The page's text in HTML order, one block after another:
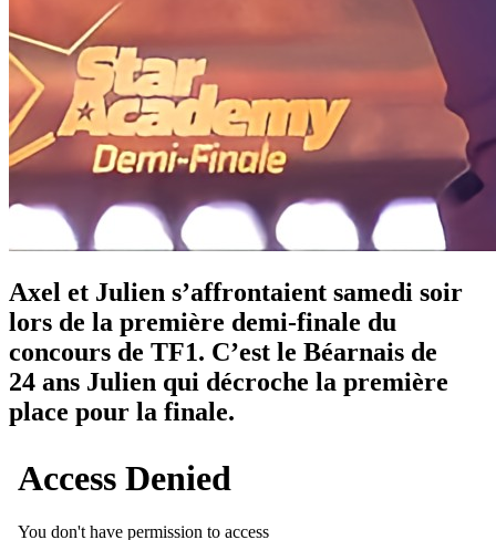
Axel et Julien s’affrontaient samedi soir
lors de la première demi-finale du
concours de TF1. C’est le Béarnais de
24 ans Julien qui décroche la première
place pour la finale.